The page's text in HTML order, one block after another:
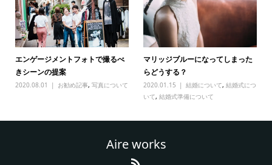
エンゲージメントフォトで撮るべ
きシーンの提案
2020.08.01 お勧め記事, 写真について
マリッジブルーになってしまった
らどうする？
2020.01.15 結婚について,結婚式につ
いて,結婚式準備について
Aire works